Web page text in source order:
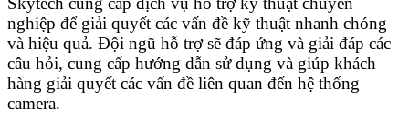
nghiệp để giải quyết các vấn đề kỹ thuật nhanh chóng
và hiệu quả. Đội ngũ hỗ trợ sẽ đáp ứng và giải đáp các
câu hỏi, cung cấp hướng dẫn sử dụng và giúp khách
hàng giải quyết các vấn đề liên quan đến hệ thống
camera.